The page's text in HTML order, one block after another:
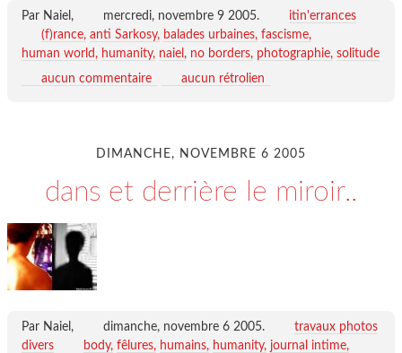
Par Naiel, mercredi, novembre 9 2005.
itin'errances
(f)rance anti Sarkosy balades urbaines fascisme
human world
humanity naiel no borders photographie solitude
aucun commentaire
aucun rétrolien
DIMANCHE, NOVEMBRE 6 2005
dans et derrière le miroir..
Par Naiel, dimanche, novembre 6 2005.
travaux photos
divers
body fêlures humains humanity journal intime